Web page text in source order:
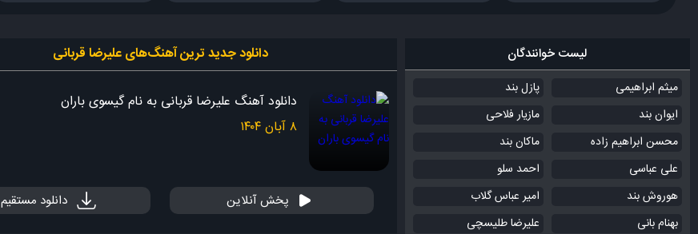
دانلود جدید ‌ترین آهنگ‌های علیرضا قربانی
دانلود آهنگ علیرضا قربانی به نام گیسوی باران
۸ آبان ۱۴۰۴
پخش آنلاین دانلود مستقیم
لیست خوانندگان
میثم ابراهیمی
پازل بند
ایوان بند
مازیار فلاحی
محسن ابراهیم زاده
ماکان بند
علی عباسی
احمد سلو
هوروش بند
امیر عباس گلاب
بهنام بانی
علیرضا طلیسچی